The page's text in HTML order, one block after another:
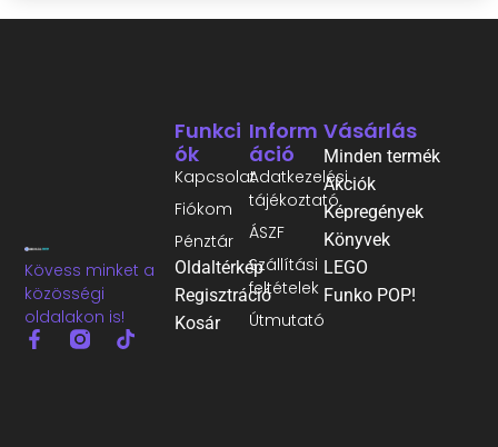
Kövess minket a
közösségi
oldalakon is!
Inform
Áció
Adatkezelési
tájékoztató
ÁSZF
Szállítási
feltételek
Útmutató
Funkci
Ók
Kapcsolat
Fiókom
Pénztár
Oldaltérkép
Regisztráció
Kosár
Vásárlás
Minden termék
Akciók
Képregények
Könyvek
LEGO
Funko POP!